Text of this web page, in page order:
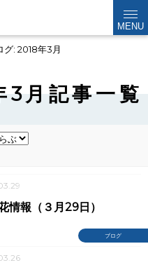
MENU
グ: 2018年3月
月記事一覧
ブログ
情報（３月29日）